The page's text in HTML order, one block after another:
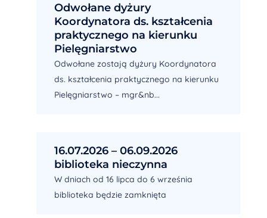
Odwołane dyżury
Koordynatora ds. kształcenia
praktycznego na kierunku
Pielęgniarstwo
Odwołane zostają dyżury Koordynatora
ds. kształcenia praktycznego na kierunku
Pielęgniarstwo – mgr&nb...
16.07.2026 – 06.09.2026
biblioteka nieczynna
W dniach od 16 lipca do 6 września
biblioteka będzie zamknięta